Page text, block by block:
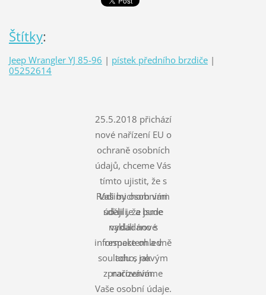
Štítky:
Jeep Wrangler YJ 85-96 | pístek předního brzdiče |
05252614
25.5.2018 přichází
nové nařízení EU o
ochraně osobních
údajů, chceme Vás
tímto ujistit, že s
Vašimi osobními
údaji je a bude
nakládáno s
respektem a v
souladu s novým
nařízením.
Rádi bychom vám
sdělili, že jsme
vydali nové
informace ohledně
toho, jak
zpracováváme
Vaše osobní údaje.